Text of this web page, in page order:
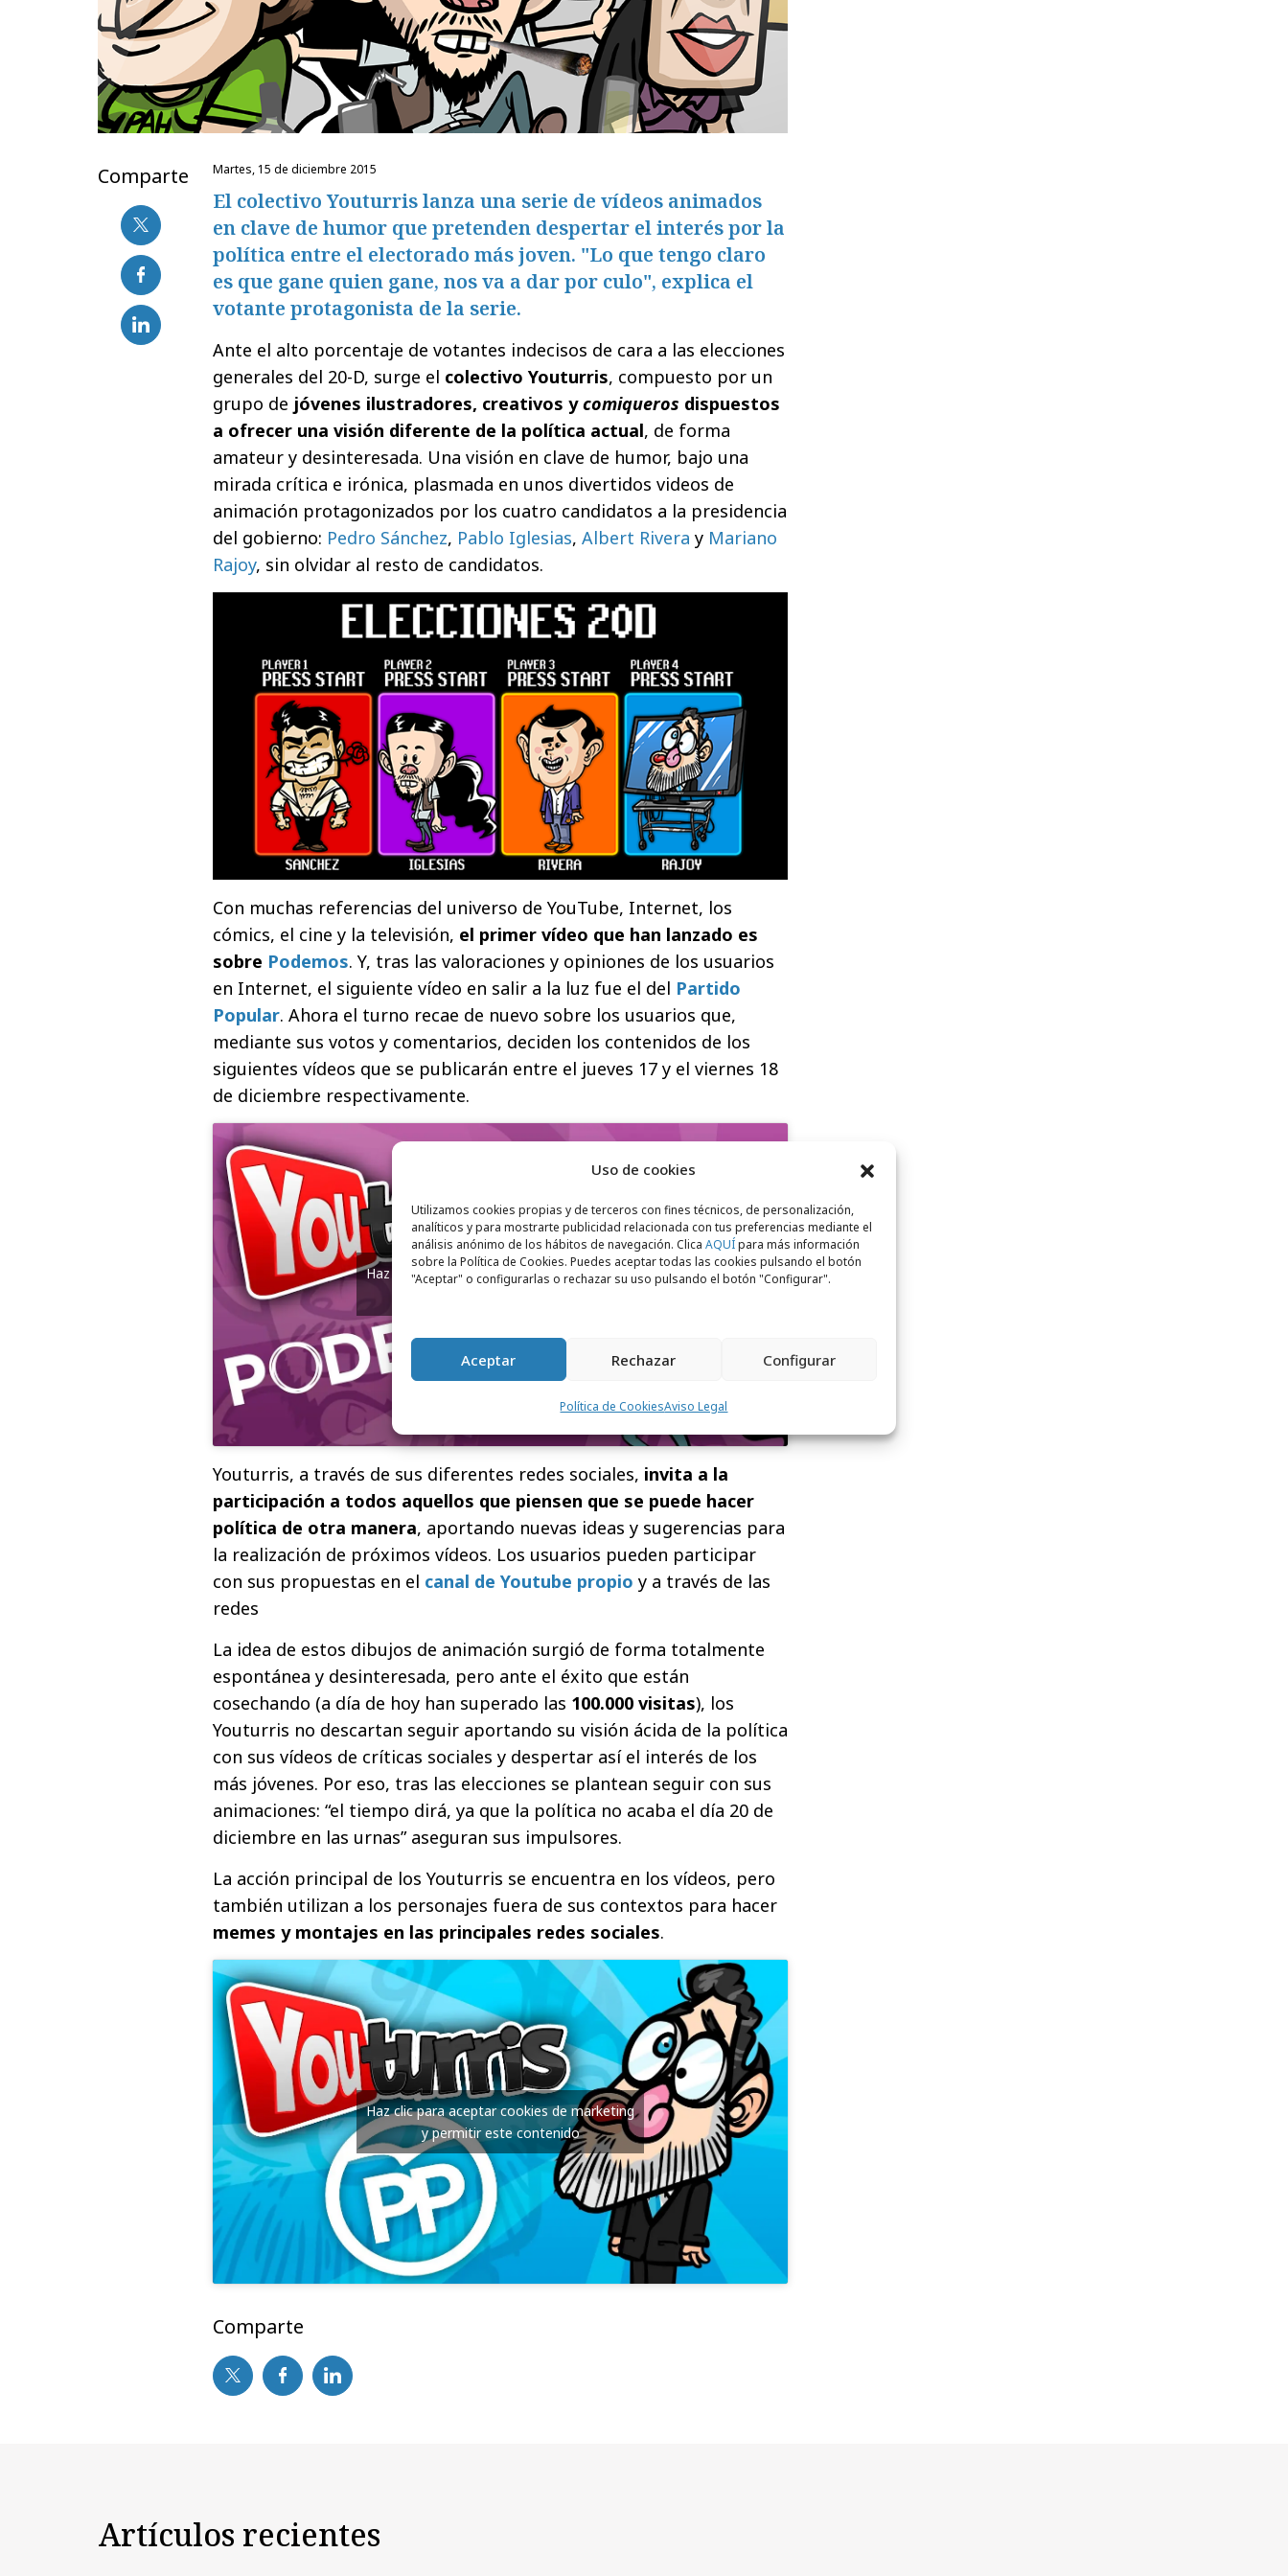
Uso de cookies
Utilizamos cookies propias y de terceros con fines técnicos, de personalización,
analíticos y para mostrarte publicidad relacionada con tus preferencias mediante el
análisis anónimo de los hábitos de navegación. Clica AQUÍpara más información
sobre la Política de Cookies. Puedes aceptar todas las cookies pulsando el botón
"Aceptar" o configurarlas o rechazar su uso pulsando el botón "Configurar".
Aceptar Rechazar Configurar
Política de CookiesAviso Legal
Comparte martes, 15 de diciembre 2015
El colectivo Youturris lanza una serie de vídeos animados
en clave de humor que pretenden despertar el interés por la
política entre el electorado más joven. "Lo que tengo claro
es que gane quien gane, nos va a dar por culo", explica el
votante protagonista de la serie.
Ante el alto porcentaje de votantes indecisos de cara a las elecciones
generales del 20-D, surge el colectivo Youturris, compuesto por un
grupo de jóvenes ilustradores, creativos ycomiqueros dispuestos
a ofrecer una visión diferente de la política actual, de forma
amateur y desinteresada. Una visión en clave de humor, bajo una
mirada crítica e irónica, plasmada en unos divertidos videos de
animación protagonizados por los cuatro candidatos a la presidencia
del gobierno: Pedro Sánchez, Pablo Iglesias, Albert Rivera y Mariano
Rajoy, sin olvidar al resto de candidatos.
Con muchas referencias del universo de YouTube, Internet, los
cómics, el cine y la televisión, el primer vídeo que han lanzado es
sobre Podemos. Y, tras las valoraciones y opiniones de los usuarios
en Internet, el siguiente vídeo en salir a la luz fue el del Partido
Popular. Ahora el turno recae de nuevo sobre los usuarios que,
mediante sus votos y comentarios, deciden los contenidos de los
siguientes vídeos que se publicarán entre el jueves 17 y el viernes 18
de diciembre respectivamente.
Haz clic para aceptar cookies de marketing
Youturris, a través de sus diferentes redes sociales, invita a la
participación a todos aquellos que piensen que se puede hacer
política de otra manera, aportando nuevas ideas y sugerencias para
la realización de próximos vídeos. Los usuarios pueden participar
con sus propuestas en el canal de Youtube propio y a través de las
redes
La idea de estos dibujos de animación surgió de forma totalmente
espontánea y desinteresada, pero ante el éxito que están
cosechando (a día de hoy han superado las 100.000 visitas), los
Youturris no descartan seguir aportando su visión ácida de la política
con sus vídeos de críticas sociales y despertar así el interés de los
más jóvenes. Por eso, tras las elecciones se plantean seguir con sus
animaciones: “el tiempo dirá, ya que la política no acaba el día 20 de
diciembre en las urnas” aseguran sus impulsores.
La acción principal de los Youturris se encuentra en los vídeos, pero
también utilizan a los personajes fuera de sus contextos para hacer
memes y montajes en las principales redes sociales.
Haz clic para aceptar cookies de marketing
y permitir este contenido
Comparte
Artículos recientes